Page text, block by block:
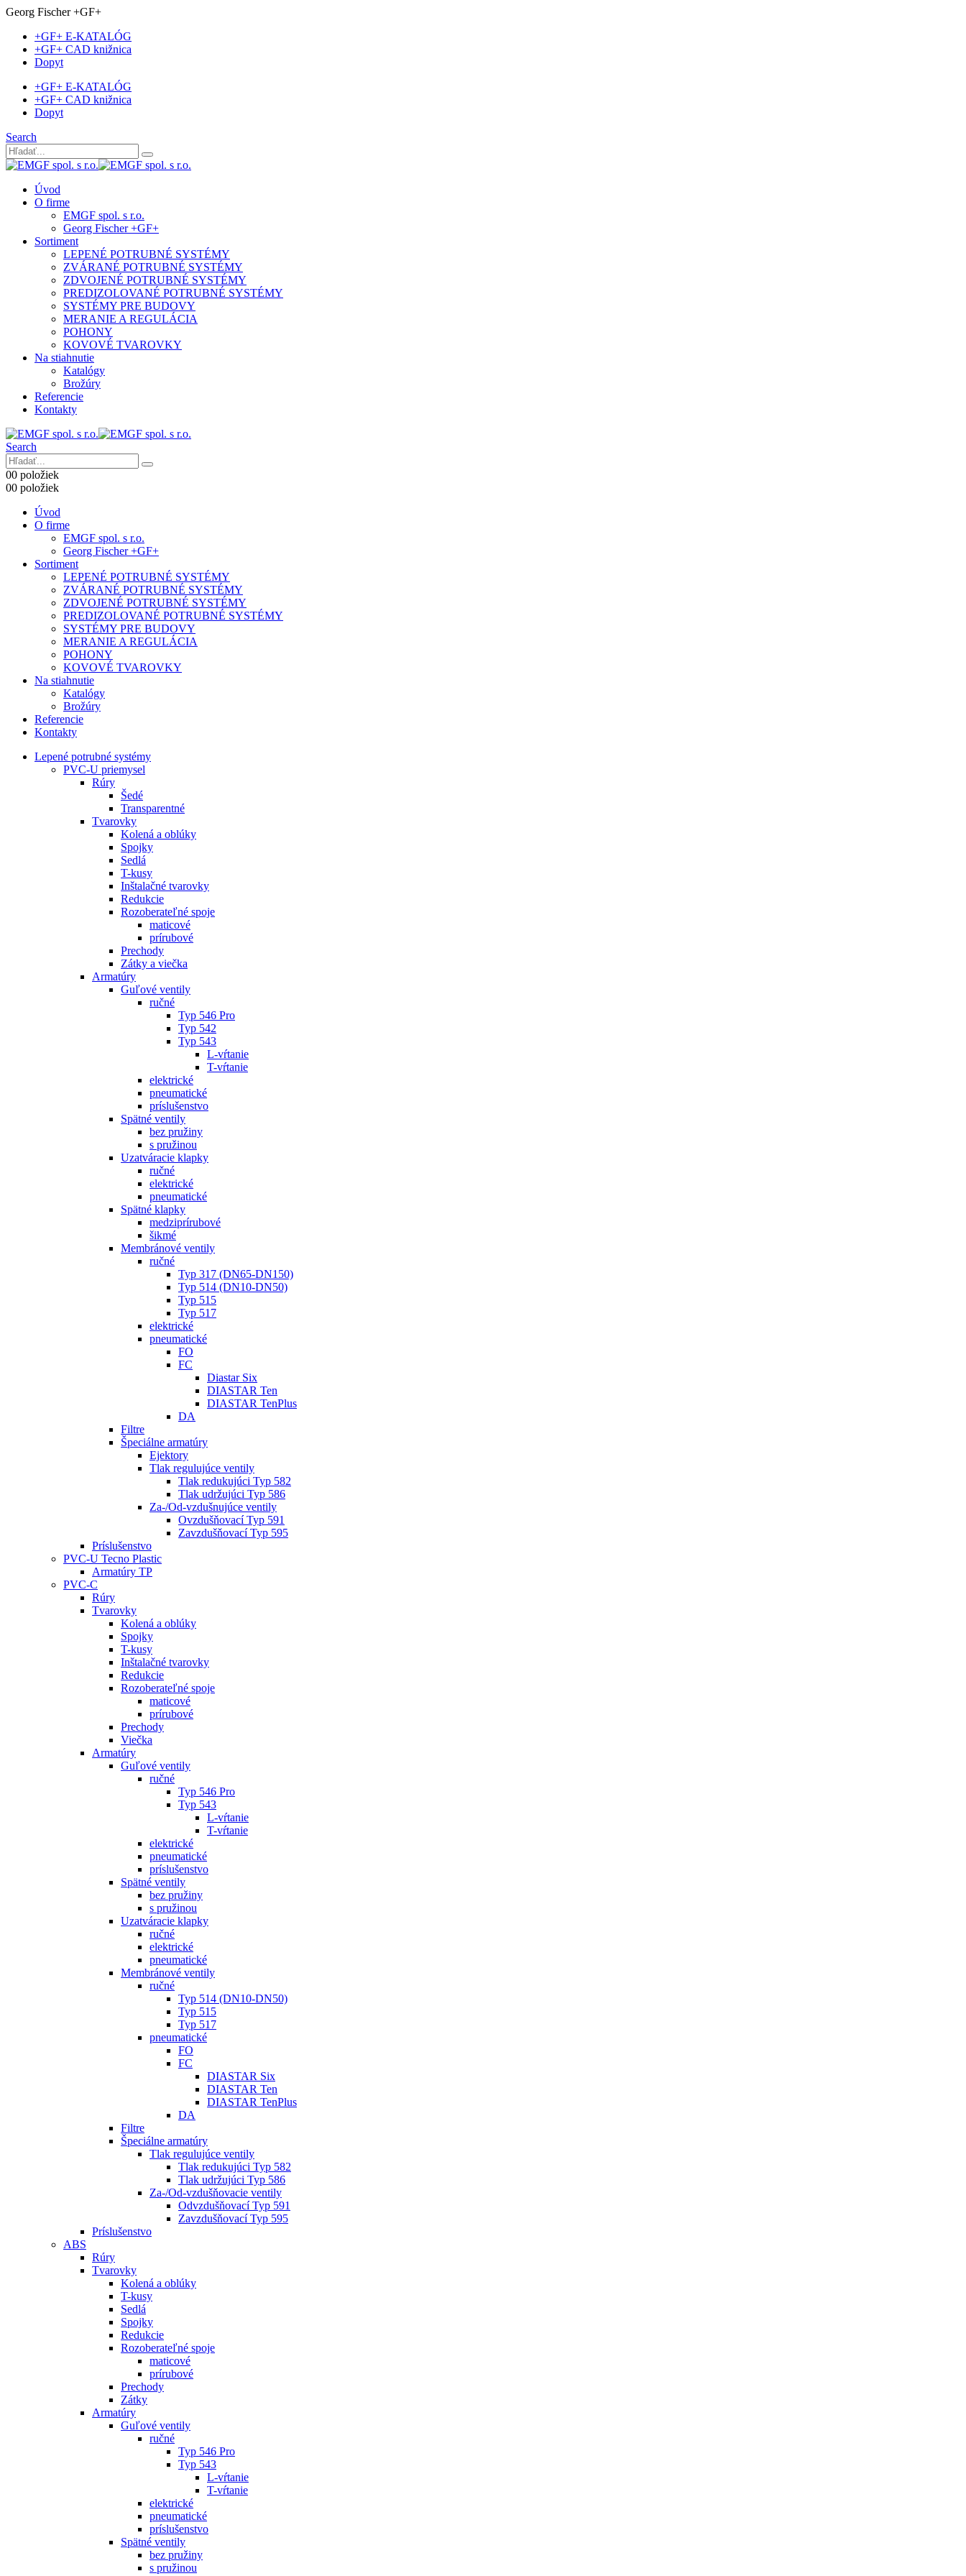
Georg Fischer +GF+
+GF+ E-KATALÓG
+GF+ CAD knižnica
Dopyt
+GF+ E-KATALÓG
+GF+ CAD knižnica
Dopyt
Search
Úvod
O firme
EMGF spol. s r.o.
Georg Fischer +GF+
Sortiment
LEPENÉ POTRUBNÉ SYSTÉMY
ZVÁRANÉ POTRUBNÉ SYSTÉMY
ZDVOJENÉ POTRUBNÉ SYSTÉMY
PREDIZOLOVANÉ POTRUBNÉ SYSTÉMY
SYSTÉMY PRE BUDOVY
MERANIE A REGULÁCIA
POHONY
KOVOVÉ TVAROVKY
Na stiahnutie
Katalógy
Brožúry
Referencie
Kontakty
Search
00 položiek
00 položiek
Úvod
O firme
EMGF spol. s r.o.
Georg Fischer +GF+
Sortiment
LEPENÉ POTRUBNÉ SYSTÉMY
ZVÁRANÉ POTRUBNÉ SYSTÉMY
ZDVOJENÉ POTRUBNÉ SYSTÉMY
PREDIZOLOVANÉ POTRUBNÉ SYSTÉMY
SYSTÉMY PRE BUDOVY
MERANIE A REGULÁCIA
POHONY
KOVOVÉ TVAROVKY
Na stiahnutie
Katalógy
Brožúry
Referencie
Kontakty
Lepené potrubné systémy
PVC-U priemysel
Rúry
Šedé
Transparentné
Tvarovky
Kolená a oblúky
Spojky
Sedlá
T-kusy
Inštalačné tvarovky
Redukcie
Rozoberateľné spoje
maticové
prírubové
Prechody
Zátky a viečka
Armatúry
Guľové ventily
ručné
Typ 546 Pro
Typ 542
Typ 543
L-vŕtanie
T-vŕtanie
elektrické
pneumatické
príslušenstvo
Spätné ventily
bez pružiny
s pružinou
Uzatváracie klapky
ručné
elektrické
pneumatické
Spätné klapky
medziprírubové
šikmé
Membránové ventily
ručné
Typ 317 (DN65-DN150)
Typ 514 (DN10-DN50)
Typ 515
Typ 517
elektrické
pneumatické
FO
FC
Diastar Six
DIASTAR Ten
DIASTAR TenPlus
DA
Filtre
Špeciálne armatúry
Ejektory
Tlak regulujúce ventily
Tlak redukujúci Typ 582
Tlak udržujúci Typ 586
Za-/Od-vzdušnujúce ventily
Ovzdušňovací Typ 591
Zavzdušňovací Typ 595
Príslušenstvo
PVC-U Tecno Plastic
Armatúry TP
PVC-C
Rúry
Tvarovky
Kolená a oblúky
Spojky
T-kusy
Inštalačné tvarovky
Redukcie
Rozoberateľné spoje
maticové
prírubové
Prechody
Viečka
Armatúry
Guľové ventily
ručné
Typ 546 Pro
Typ 543
L-vŕtanie
T-vŕtanie
elektrické
pneumatické
príslušenstvo
Spätné ventily
bez pružiny
s pružinou
Uzatváracie klapky
ručné
elektrické
pneumatické
Membránové ventily
ručné
Typ 514 (DN10-DN50)
Typ 515
Typ 517
pneumatické
FO
FC
DIASTAR Six
DIASTAR Ten
DIASTAR TenPlus
DA
Filtre
Špeciálne armatúry
Tlak regulujúce ventily
Tlak redukujúci Typ 582
Tlak udržujúci Typ 586
Za-/Od-vzdušňovacie ventily
Odvzdušňovací Typ 591
Zavzdušňovací Typ 595
Príslušenstvo
ABS
Rúry
Tvarovky
Kolená a oblúky
T-kusy
Sedlá
Spojky
Redukcie
Rozoberateľné spoje
maticové
prírubové
Prechody
Zátky
Armatúry
Guľové ventily
ručné
Typ 546 Pro
Typ 543
L-vŕtanie
T-vŕtanie
elektrické
pneumatické
príslušenstvo
Spätné ventily
bez pružiny
s pružinou